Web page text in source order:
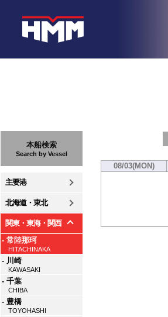
本船検索
Search by Vessel
主要港
北海道・東北
関東・東海・関西
- 常陸那珂
HITACHINAKA
- 川崎
KAWASAKI
- 千葉
CHIBA
- 豊橋
TOYOHASHI
08/03(MON)